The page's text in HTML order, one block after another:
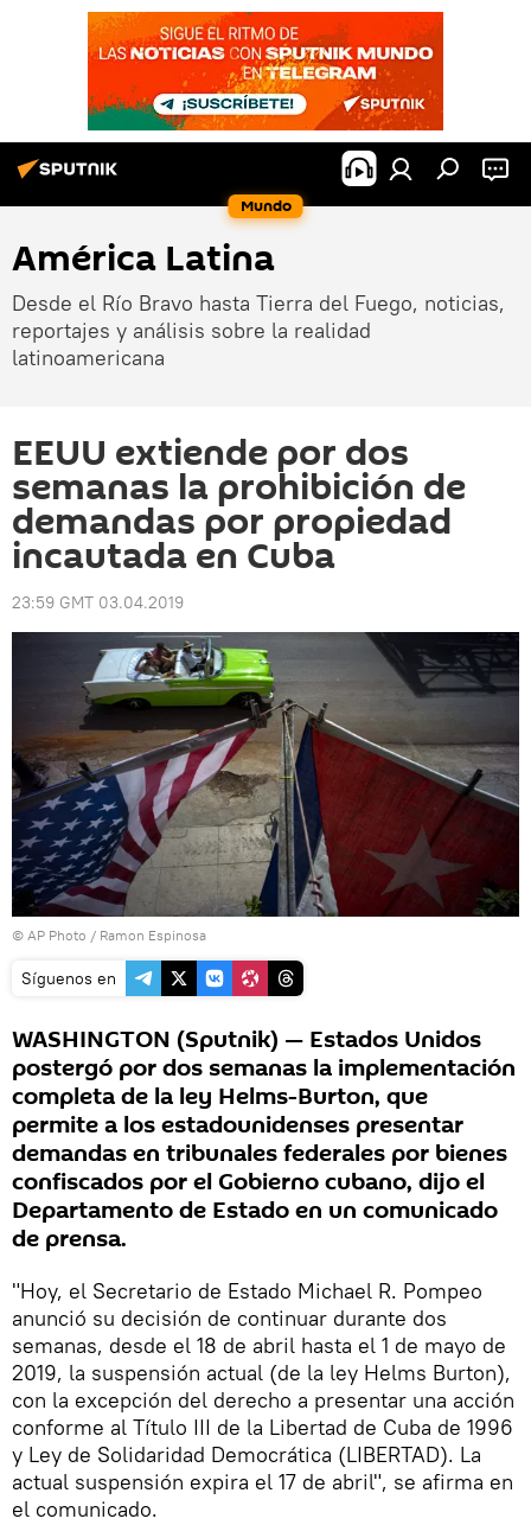
Mundo
América Latina
Desde el Río Bravo hasta Tierra del Fuego, noticias,
reportajes y análisis sobre la realidad
latinoamericana
EEUU extiende por dos
semanas la prohibición de
demandas por propiedad
incautada en Cuba
23:59 GMT 03.04.2019
© AP Photo / Ramon Espinosa
Síguenos en
WASHINGTON (Sputnik) — Estados Unidos
postergó por dos semanas la implementación
completa de la ley Helms-Burton, que
permite a los estadounidenses presentar
demandas en tribunales federales por bienes
confiscados por el Gobierno cubano, dijo el
Departamento de Estado en un comunicado
de prensa.
"Hoy, el Secretario de Estado Michael R. Pompeo
anunció su decisión de continuar durante dos
semanas, desde el 18 de abril hasta el 1 de mayo de
2019, la suspensión actual (de la ley Helms Burton),
con la excepción del derecho a presentar una acción
conforme al Título III de la Libertad de Cuba de 1996
y Ley de Solidaridad Democrática (LIBERTAD). La
actual suspensión expira el 17 de abril", se afirma en
el comunicado.